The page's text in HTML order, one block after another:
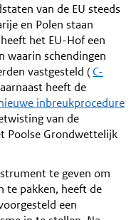
van de EU steeds
en Polen staan
het EU-Hof een
waarin schendingen
vastgesteld (C-
heeft de
inbreukprocedure
van de
Poolse Grondwettelijk
te geven om
te pakken, heeft de
een